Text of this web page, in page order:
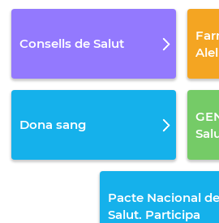
Consells de Salut
Dona sang
Pacte Nacional de
Salut. Participa